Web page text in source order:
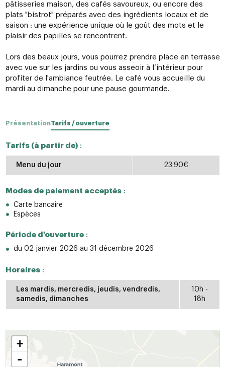
pâtisseries maison, des cafés savoureux, ou encore des
plats "bistrot" préparés avec des ingrédients locaux et de
saison : une expérience unique où le goût des mots et le
plaisir des papilles se rencontrent.
Lors des beaux jours, vous pourrez prendre place en terrasse
avec vue sur les jardins ou vous asseoir à l’intérieur pour
profiter de l'ambiance feutrée. Le café vous accueille du
mardi au dimanche pour une pause gourmande.
PrésentationTarifs / ouverture
Tarifs (à partir de):
Menu du jour 23.90€
Modes de paiement acceptés:
Carte bancaire
Espèces
Période d'ouverture:
du 02 janvier 2026 au 31 décembre 2026
Horaires:
Les mardis, mercredis, jeudis, vendredis,
samedis, dimanches
10h -
18h
+
-